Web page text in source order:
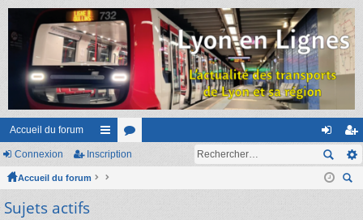
Accueil du forum
ac
co
or on
ne
ns
cri
Connexion Inscription
Accueil du forum
Sujets actifs